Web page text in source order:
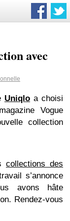
avec
Uniqlo a choisi
Vogue
collection
collections des
s’annonce
avons hâte
Rendez-vous